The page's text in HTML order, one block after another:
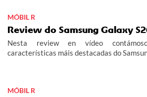
MÓBIL R
Review do Samsung Galaxy
Nesta review en vídeo
características máis destacadas do
MÓBIL R